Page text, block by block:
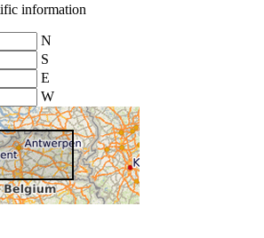
information
N
S
E
W